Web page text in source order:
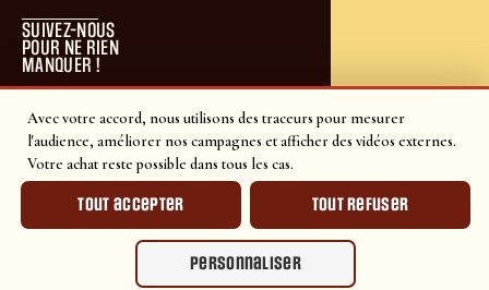
Avec votre accord, nous utilisons des traceurs pour mesurer
l'audience, améliorer nos campagnes et afficher des vidéos externes.
Votre achat reste possible dans tous les cas.
Tout accepter Tout refuser
Personnaliser
SUIVEZ-NOUS
POUR NE RIEN
MANQUER !